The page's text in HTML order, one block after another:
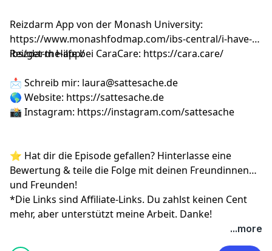
Reizdarm App von der Monash University:
https://www.monashfodmap.com/ibs-central/i-have-
ibs/get-the-app/
Reizdarm Hilfe bei CaraCare: https://cara.care/
📩 Schreib mir: laura@sattesache.de
🌎 Website: https://sattesache.de
📸 Instagram: https://instagram.com/sattesache
⭐️ Hat dir die Episode gefallen? Hinterlasse eine
Bewertung & teile die Folge mit deinen Freundinnen
und Freunden!
*Die Links sind Affiliate-Links. Du zahlst keinen Cent
mehr, aber unterstützt meine Arbeit. Danke!
...more